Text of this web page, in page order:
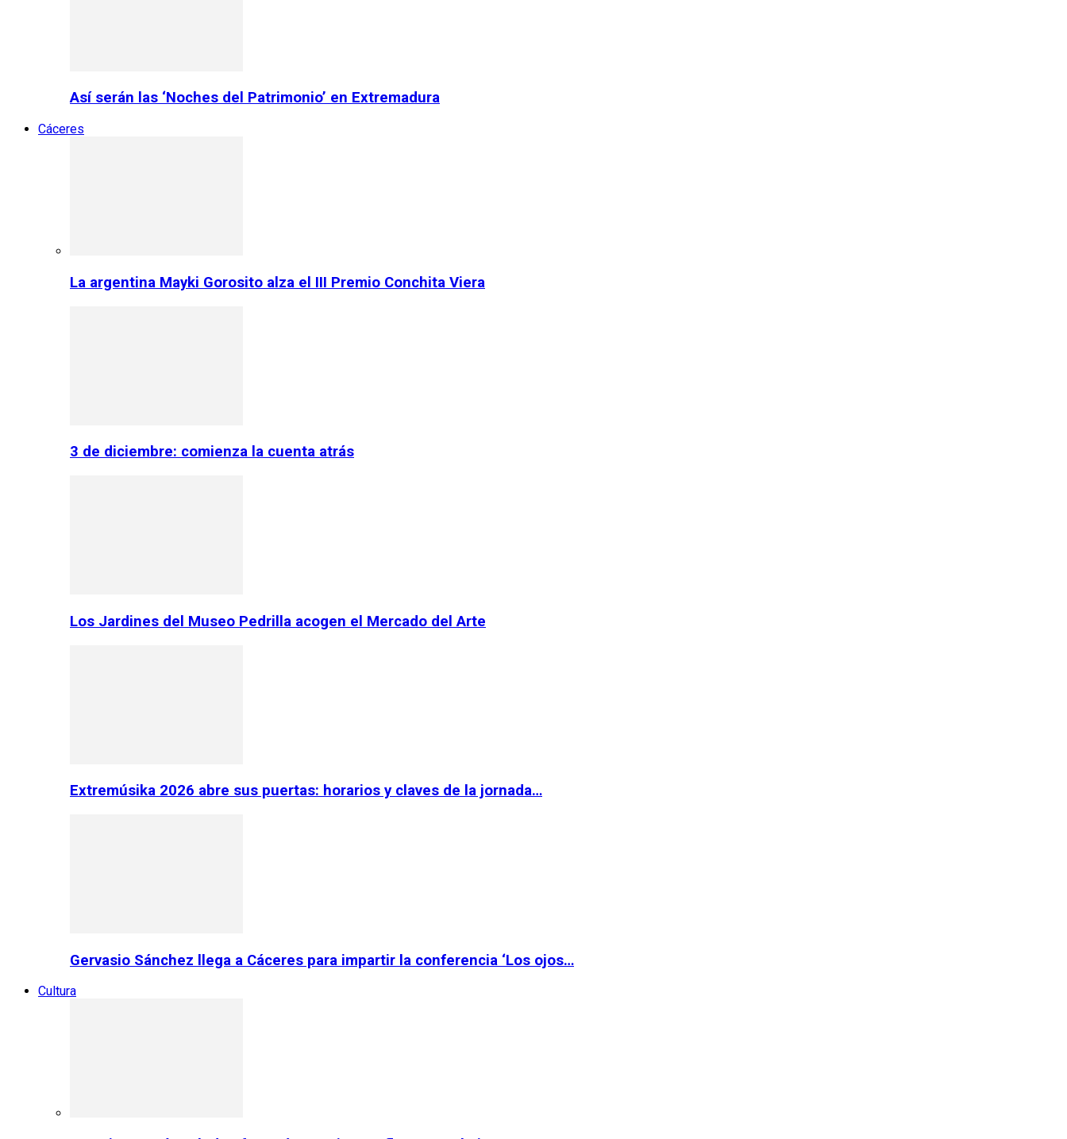
Así serán las ‘Noches del Patrimonio’ en Extremadura
Cáceres
La argentina Mayki Gorosito alza el III Premio Conchita Viera
3 de diciembre: comienza la cuenta atrás
Los Jardines del Museo Pedrilla acogen el Mercado del Arte
Extremúsika 2026 abre sus puertas: horarios y claves de la jornada…
Gervasio Sánchez llega a Cáceres para impartir la conferencia ‘Los ojos…
Cultura